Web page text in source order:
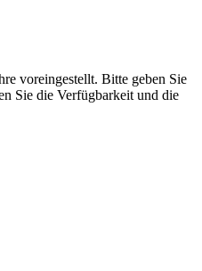
voreingestellt. Bitte geben Sie
Sie die Verfügbarkeit und die